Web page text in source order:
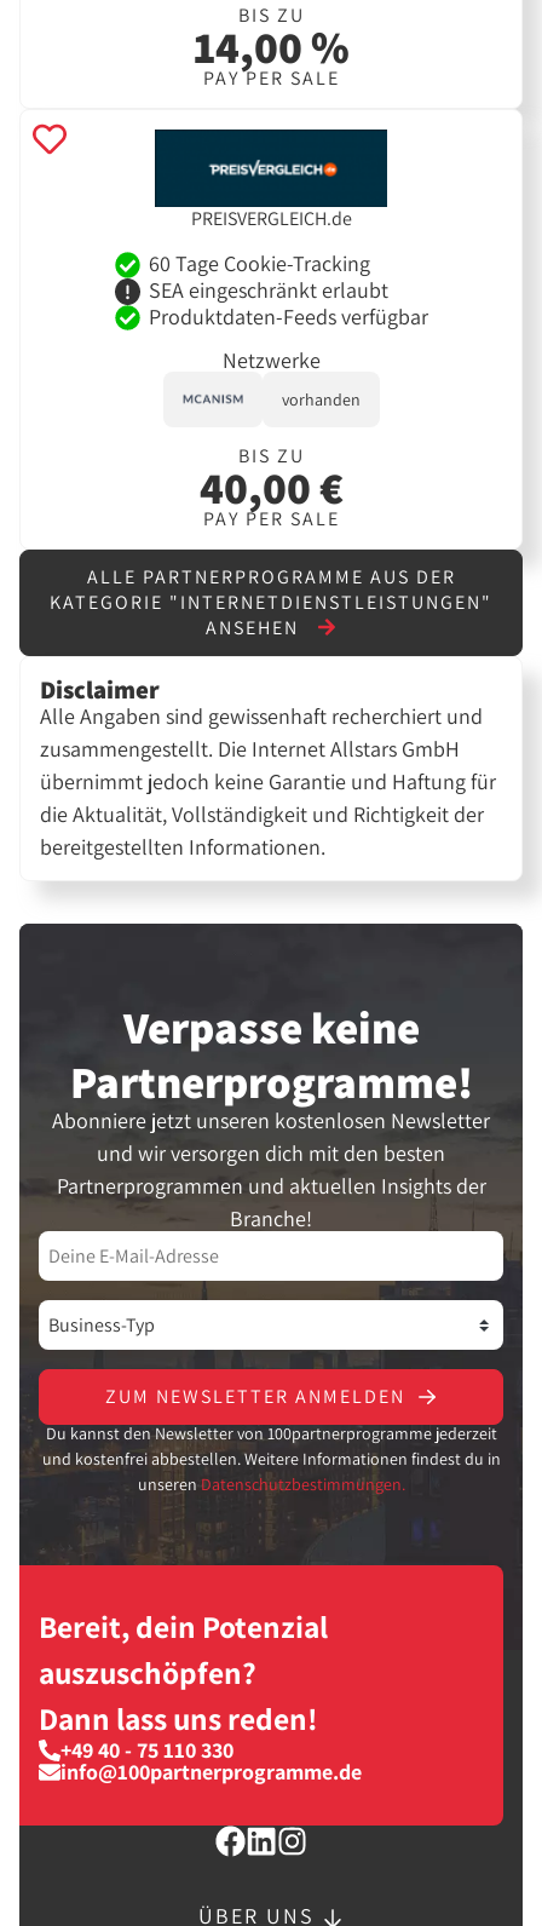
BIS ZU
14,00 %
PAY PER SALE
PREISVERGLEICH.de
60 Tage Cookie-Tracking
SEA eingeschränkt erlaubt
Produktdaten-Feeds verfügbar
Netzwerke
vorhanden
BIS ZU
40,00 €
PAY PER SALE
ALLE PARTNERPROGRAMME AUS DER
KATEGORIE "INTERNETDIENSTLEISTUNGEN"
ANSEHEN
Disclaimer
Alle Angaben sind gewissenhaft recherchiert und
zusammengestellt. Die Internet Allstars GmbH
übernimmt jedoch keine Garantie und Haftung für
die Aktualität, Vollständigkeit und Richtigkeit der
bereitgestellten Informationen.
Verpasse keine
Partner­programme!
Abonniere jetzt unseren kostenlosen Newsletter
und wir versorgen dich mit den besten
Partnerprogrammen und aktuellen Insights der
Branche!
ZUM NEWSLETTER ANMELDEN
Du kannst den Newsletter von 100partnerprogramme jederzeit
und kostenfrei abbestellen. Weitere Informationen findest du in
unseren Datenschutzbestimmungen.
Bereit, dein Potenzial
auszuschöpfen?
Dann lass uns reden!
+49 40 - 75 110 330
info@100partnerprogramme.de
ÜBER UNS